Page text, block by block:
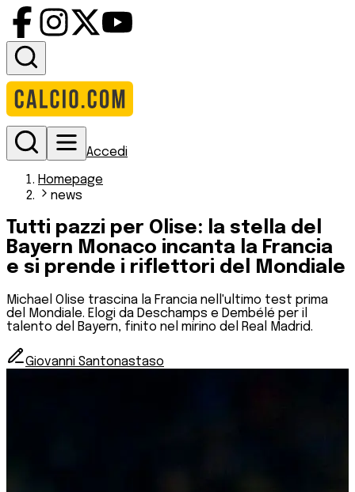
Accedi
Homepage
news
Tutti pazzi per Olise: la stella del
Bayern Monaco incanta la Francia
e si prende i riflettori del Mondiale
Michael Olise trascina la Francia nell'ultimo test prima
del Mondiale. Elogi da Deschamps e Dembélé per il
talento del Bayern, finito nel mirino del Real Madrid.
Giovanni Santonastaso